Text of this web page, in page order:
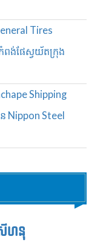
Tires
ពង់ផែស្វយ័តក្រុង
Shipping
Nippon Steel
សីហនុ